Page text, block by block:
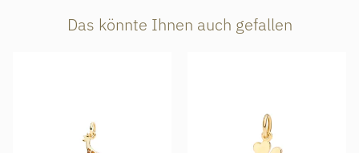
Das könnte Ihnen auch gefallen